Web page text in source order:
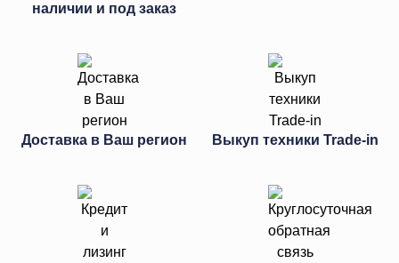
наличии и под заказ
Доставка в Ваш регион Выкуп техники Trade-in